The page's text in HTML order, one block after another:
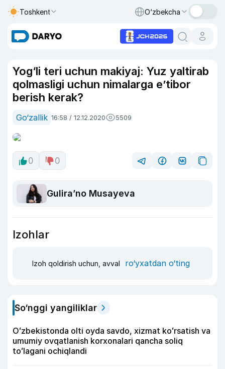
Toshkent O‘zbekcha
Yog‘li teri uchun makiyaj: Yuz yaltirab
qolmasligi uchun nimalarga e’tibor
berish kerak?
Go‘zallik 16:58 / 12.12.2020 5509
0 0
Guliraʼno Musayeva
Izohlar
Izoh qoldirish uchun, avval ro‘yxatdan o‘ting
So‘nggi yangiliklar
Oʻzbekistonda olti oyda savdo, xizmat koʻrsatish va
umumiy ovqatlanish korxonalari qancha soliq
toʻlagani ochiqlandi